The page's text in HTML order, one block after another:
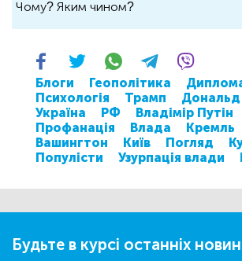
Чому? Яким чином?
Блоги Геополітика
Психологія
Трамп
Україна
РФ Владімір Путін
Профанація
Влада Кремль
Вашингтон
Київ Погляд
Популісти
Узурпація влади
Будьте в курсі останніх новин